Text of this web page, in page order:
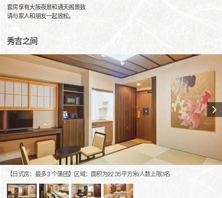
套房享有大阪夜景和通天阁景致
请与家人和朋友一起放松。
秀吉之间
【日式房：最多 3 个蒲团】区域：面积为22.35平方米/人数上限3名